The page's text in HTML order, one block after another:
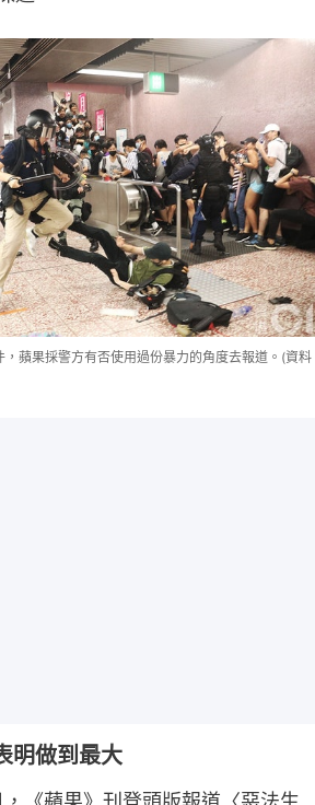
蘋果採警方有否使用過份暴力的角度去報道。(資料
明做到最大